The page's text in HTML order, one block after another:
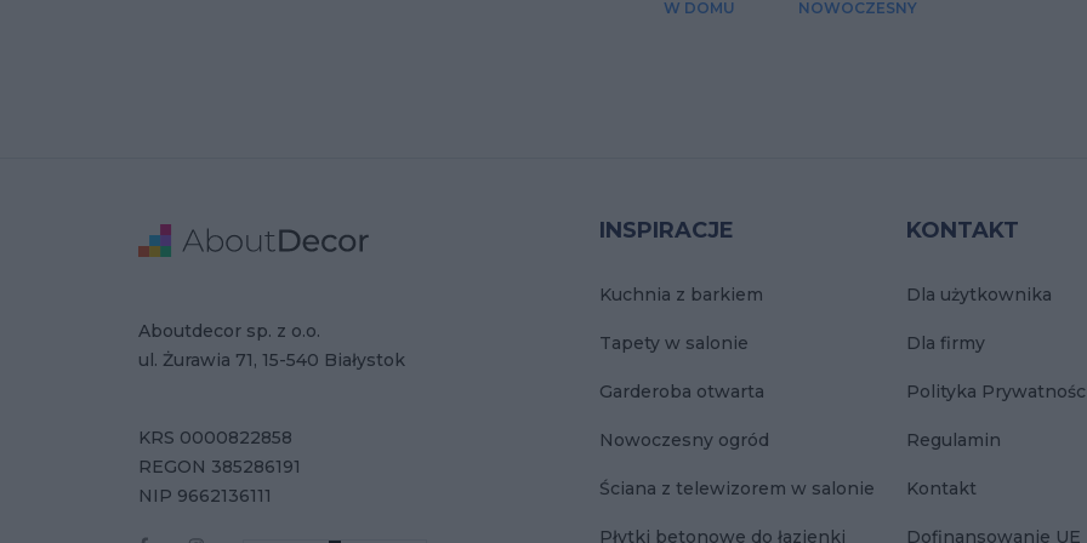
W DOMU NOWOCZESNY
INSPIRACJE
Kuchnia z barkiem
Tapety w salonie
Garderoba otwarta
Nowoczesny ogród
Ściana z telewizorem w salonie
Płytki betonowe do łazienki
KONTAKT
Dla użytkownika
Dla firmy
Polityka
Regulamin
Kontakt
Dofinansowanie UE
Adres
Aboutdecor sp. z o.o.
ul. Żurawia 71, 15-540 Białystok
Dane Firmy
KRS 0000822858
REGON 385286191
NIP 9662136111